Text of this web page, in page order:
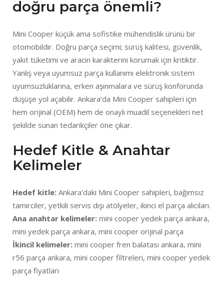
doğru parça önemli?
Mini Cooper küçük ama sofistike mühendislik ürünü bir
otomobildir. Doğru parça seçimi; sürüş kalitesi, güvenlik,
yakıt tüketimi ve aracın karakterini korumak için kritiktir.
Yanlış veya uyumsuz parça kullanımı elektronik sistem
uyumsuzluklarına, erken aşınmalara ve sürüş konforunda
düşüşe yol açabilir. Ankara’da Mini Cooper sahipleri için
hem orijinal (OEM) hem de onaylı muadil seçenekleri net
şekilde sunan tedarikçiler öne çıkar.
Hedef Kitle & Anahtar
Kelimeler
Hedef kitle: Ankara’daki Mini Cooper sahipleri, bağımsız
tamirciler, yetkili servis dışı atölyeler, ikinci el parça alıcıları.
Ana anahtar kelimeler: mini cooper yedek parça ankara,
mini yedek parça ankara, mini cooper orijinal parça
İkincil kelimeler: mini cooper fren balatası ankara, mini
r56 parça ankara, mini cooper filtreleri, mini cooper yedek
parça fiyatları